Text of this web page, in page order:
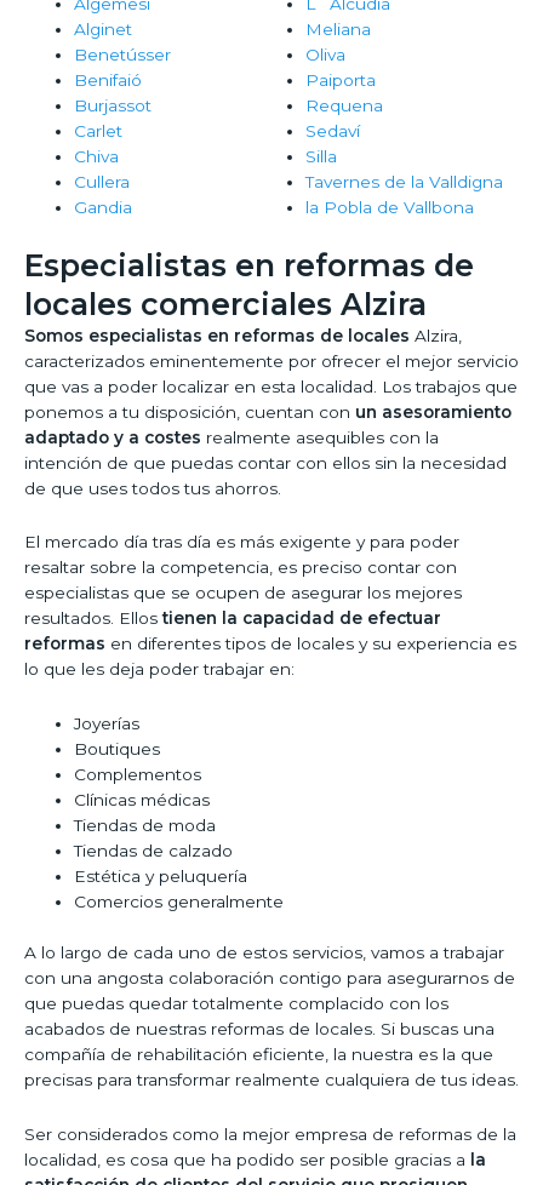
Alginet
Benetússer
Benifaió
Burjassot
Carlet
Chiva
Cullera
Gandia
Meliana
Oliva
Paiporta
Requena
Sedaví
Silla
Tavernes de la Valldigna
la Pobla de Vallbona
Especialistas en reformas de
locales comerciales Alzira
Somos especialistas en reformas de locales Alzira,
caracterizados eminentemente por ofrecer el mejor servicio
que vas a poder localizar en esta localidad. Los trabajos que
ponemos a tu disposición, cuentan con un asesoramiento
adaptado y a costes realmente asequibles con la
intención de que puedas contar con ellos sin la necesidad
de que uses todos tus ahorros.
El mercado día tras día es más exigente y para poder
resaltar sobre la competencia, es preciso contar con
especialistas que se ocupen de asegurar los mejores
resultados. Ellostienen la capacidad de efectuar
reformas en diferentes tipos de locales y su experiencia es
lo que les deja poder trabajar en:
Joyerías
Boutiques
Complementos
Clínicas médicas
Tiendas de moda
Tiendas de calzado
Estética y peluquería
Comercios generalmente
A lo largo de cada uno de estos servicios, vamos a trabajar
con una angosta colaboración contigo para asegurarnos de
que puedas quedar totalmente complacido con los
acabados de nuestras reformas de locales. Si buscas una
compañía de rehabilitación eficiente, la nuestra es la que
precisas para transformar realmente cualquiera de tus ideas.
Ser considerados como la mejor empresa de reformas de la
localidad, es cosa que ha podido ser posible gracias a
la